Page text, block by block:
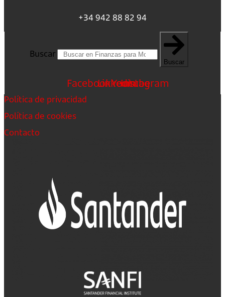
+34 942 88 82 94
Buscar
Buscar
FacebookLinkedin
Youtube
Instagram
Política de privacidad
Política de cookies
Contacto